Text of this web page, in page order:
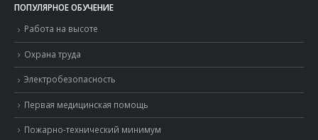
ПОПУЛЯРНОЕ ОБУЧЕНИЕ
Работа на высоте
Охрана труда
Электробезопасность
Первая медицинская помощь
Пожарно-технический минимум